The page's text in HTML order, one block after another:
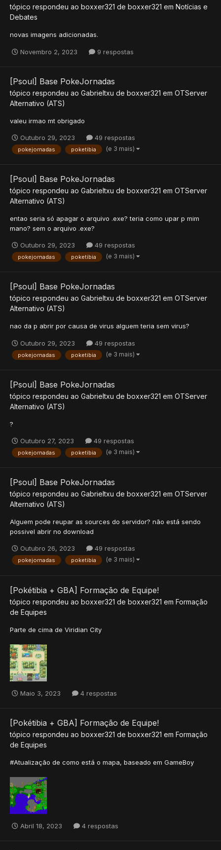
tópico respondeu ao boxxer321 de boxxer321 em Notícias e
Debates
novas imagens adicionadas.
Novembro 2, 2023 9 respostas
[Psoul] Base PokeJornadas
tópico respondeu ao Gabrieltxu de boxxer321 em OTServer
Alternativo (ATS)
valeu irmao mt obrigado
Outubro 29, 2023 49 respostas
pokejornadas poketibia (e 3 mais)
[Psoul] Base PokeJornadas
tópico respondeu ao Gabrieltxu de boxxer321 em OTServer
Alternativo (ATS)
entao seria só apagar o arquivo .exe? teria como upar p mim
mano? sem o arquivo .exe?
Outubro 29, 2023 49 respostas
pokejornadas poketibia (e 3 mais)
[Psoul] Base PokeJornadas
tópico respondeu ao Gabrieltxu de boxxer321 em OTServer
Alternativo (ATS)
nao da p abrir por causa de virus alguem teria sem virus?
Outubro 29, 2023 49 respostas
pokejornadas poketibia (e 3 mais)
[Psoul] Base PokeJornadas
tópico respondeu ao Gabrieltxu de boxxer321 em OTServer
Alternativo (ATS)
?
Outubro 27, 2023 49 respostas
pokejornadas poketibia (e 3 mais)
[Psoul] Base PokeJornadas
tópico respondeu ao Gabrieltxu de boxxer321 em OTServer
Alternativo (ATS)
Alguem pode reupar as sources do servidor? não está sendo
possivel abrir no download
Outubro 26, 2023 49 respostas
pokejornadas poketibia (e 3 mais)
[Pokétibia + GBA] Formação de Equipe!
tópico respondeu ao boxxer321 de boxxer321 em Formação
de Equipes
Parte de cima de Viridian City
Maio 3, 2023 4 respostas
[Pokétibia + GBA] Formação de Equipe!
tópico respondeu ao boxxer321 de boxxer321 em Formação
de Equipes
#Atualização de como está o mapa, baseado em GameBoy
Abril 18, 2023 4 respostas